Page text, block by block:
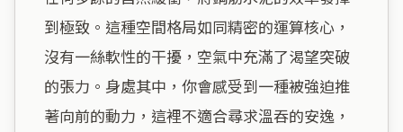
到極致。這種空間格局如同精密的運算核心，
沒有一絲軟性的干擾，空氣中充滿了渴望突破
的張力。身處其中，你會感受到一種被強迫推
著向前的動力，這裡不適合尋求溫吞的安逸，